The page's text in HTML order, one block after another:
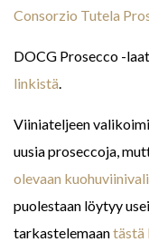
Consorzio Tutela
DOCG Prosecco -
linkistä.
Viiniateljeen
uusia proseccoja,
olevaan
puolestaan löytyy
tarkastelemaantästä